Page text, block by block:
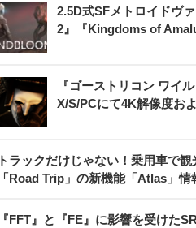
2.5D式SFメトロイドヴ
2』『Kingdoms of
『ゴーストリコン ワイ
X/S/PCにて4K解像度お
トラックだけじゃない！乗用車で
「Road Trip」の新機能「Atlas」情
『FFT』と『FE』に影響を受けた